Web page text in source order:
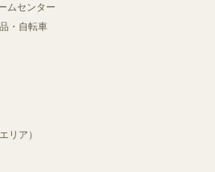
ムセンター
・自転車
リア）